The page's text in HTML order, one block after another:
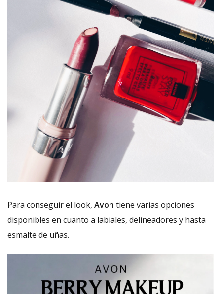
Para conseguir el look, Avon tiene varias opciones
disponibles en cuanto a labiales, delineadores y hasta
esmalte de uñas.